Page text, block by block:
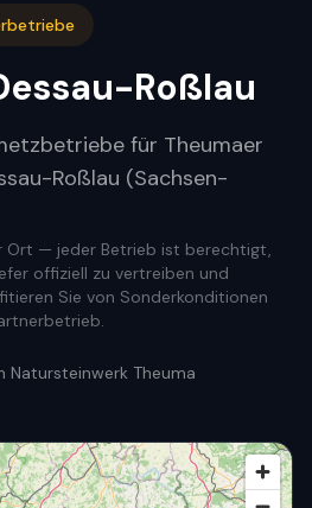
Roßlau
für Theumaer
Roßlau (Sachsen-
Ort — jeder Betrieb ist berechtigt,
offiziell zu vertreiben und
Sie von Sonderkonditionen
Natursteinwerk Theuma